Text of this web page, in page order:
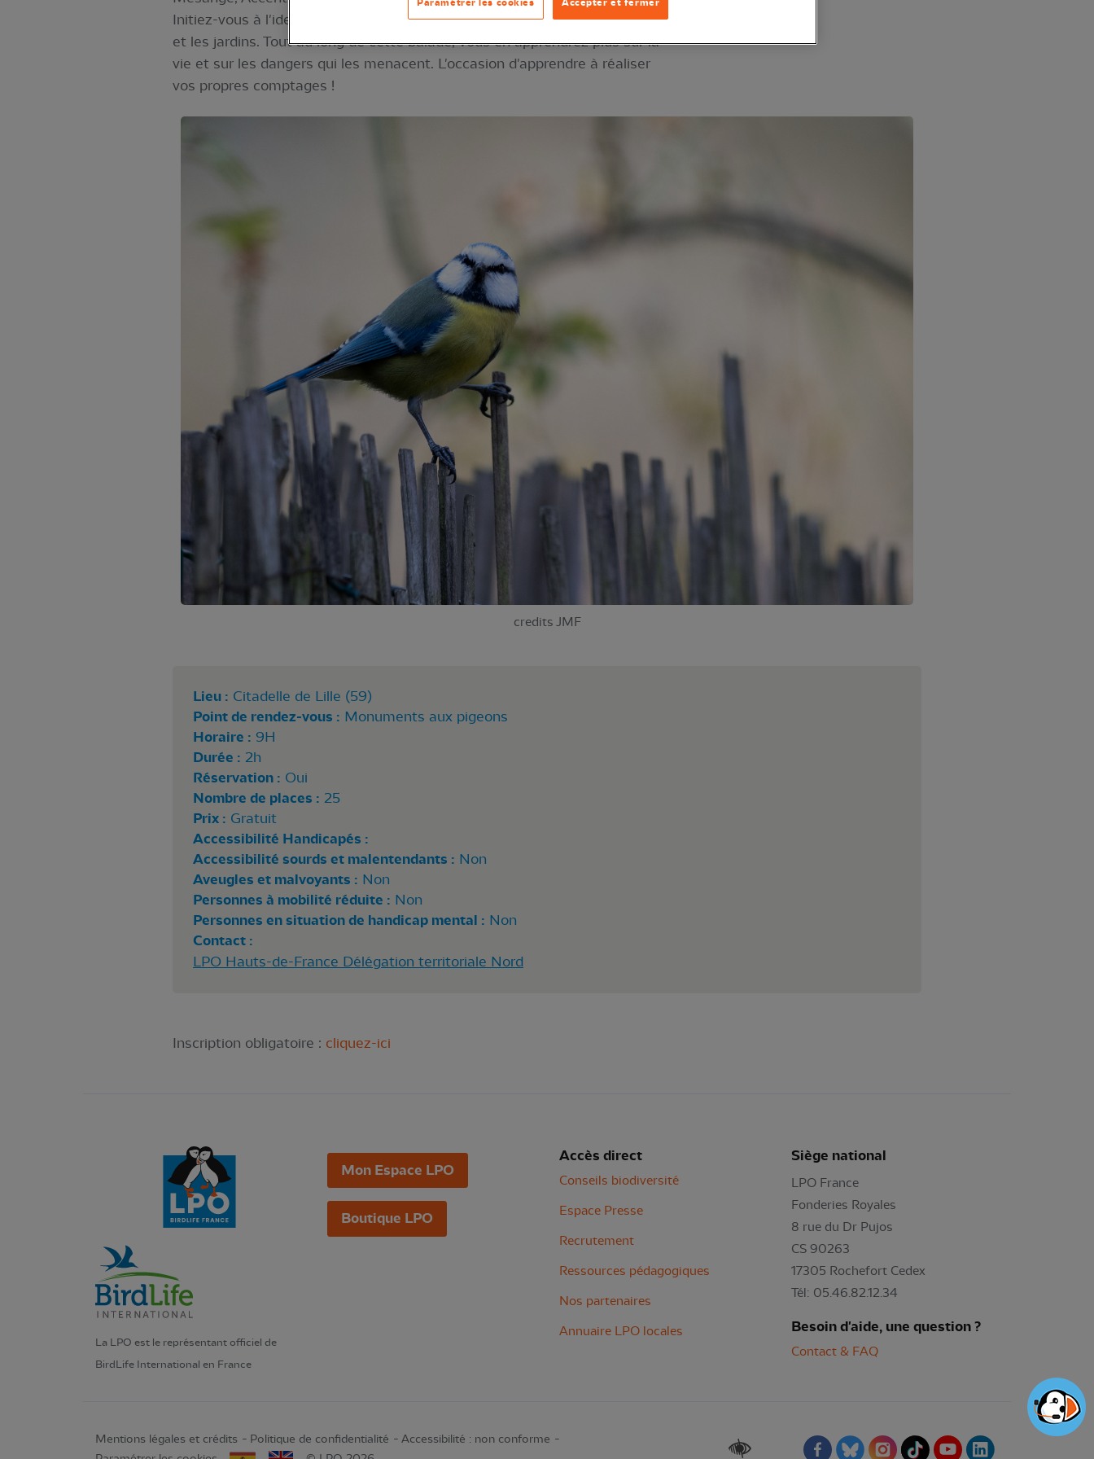
Initiez-vous à l'identification des oiseaux communs qui fréquentent les parcs
et les jardins. Tout au long de cette balade, vous en apprendrez plus sur la
vie et sur les dangers qui les menacent. L'occasion d'apprendre à réaliser
vos propres comptages !
credits JMF
Lieu : Citadelle de Lille (59)
Point de rendez-vous : Monuments aux pigeons
Horaire : 9H
Durée : 2h
Réservation : Oui
Nombre de places : 25
Prix : Gratuit
Accessibilité Handicapés :
Accessibilité sourds et malentendants : Non
Aveugles et malvoyants : Non
Personnes à mobilité réduite : Non
Personnes en situation de handicap mental : Non
Contact :
LPO Hauts-de-France Délégation territoriale Nord
Inscription obligatoire : cliquez-ici
La LPO est le représentant officiel de
BirdLife International en France
Mon Espace LPO
Boutique LPO
Accès direct
Conseils biodiversité
Espace Presse
Recrutement
Ressources pédagogiques
Nos partenaires
Annuaire LPO locales
Siège national
LPO France
Fonderies Royales
8 rue du Dr Pujos
CS 90263
17305 Rochefort Cedex
Tél: 05.46.82.12.34
Besoin d'aide, une question ?
Contact & FAQ
Mentions légales et crédits Politique de confidentialité
Accessibilité : non conforme